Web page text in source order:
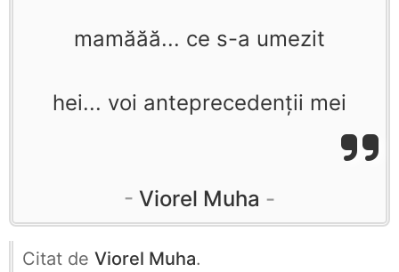
mamăăă... ce s-a umezit
hei... voi anteprecedenţii mei
Viorel Muha
Citat de Viorel Muha.